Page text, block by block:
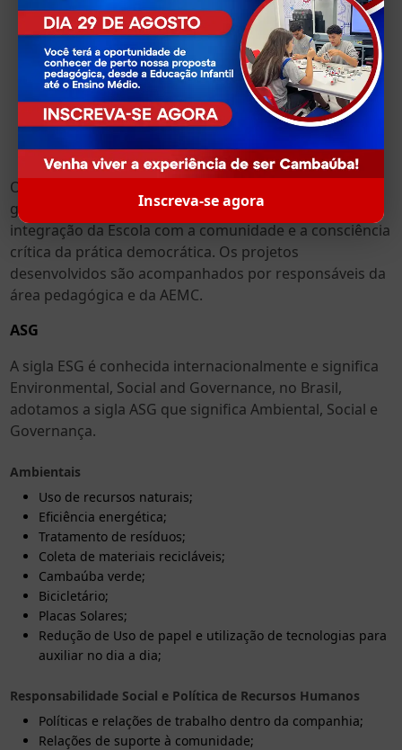
O objetivo da Ademc é desenvolver o trabalho em
grupo e individual dos participantes, estimular a
integração da Escola com a comunidade e a consciência
crítica da prática democrática. Os projetos
desenvolvidos são acompanhados por responsáveis da
área pedagógica e da AEMC.
ASG
A sigla ESG é conhecida internacionalmente e significa
Environmental, Social and Governance, no Brasil,
adotamos a sigla ASG que significa Ambiental, Social e
Governança.
Ambientais
Uso de recursos naturais;
Eficiência energética;
Tratamento de resíduos;
Coleta de materiais recicláveis;
Cambaúba verde;
Bicicletário;
Placas Solares;
Redução de Uso de papel e utilização de tecnologias para
auxiliar no dia a dia;
Responsabilidade Social e Política de Recursos Humanos
Políticas e relações de trabalho dentro da companhia;
Relações de suporte à comunidade;
Inscreva-se agora